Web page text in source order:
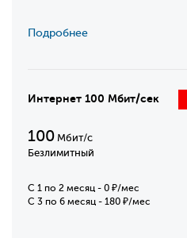
Подробнее
Интернет 100 Мбит/сек
100 Мбит/с
Безлимитный
C 1 по 2 месяц - 0 ₽/мес
С 3 по 6 месяц - 180 ₽/мес